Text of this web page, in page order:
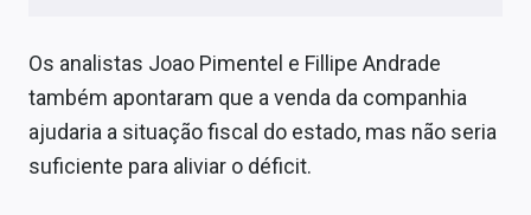
Os analistas Joao Pimentel e Fillipe Andrade
também apontaram que a venda da companhia
ajudaria a situação fiscal do estado, mas não seria
suficiente para aliviar o déficit.